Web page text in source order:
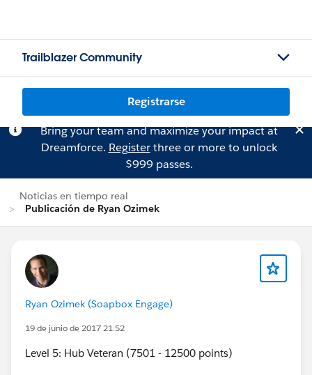
Trailblazer Community
Registrarse
Bring your team and maximize your impact at
Dreamforce. Registerthree or more to unlock
$999 passes.
Noticias en tiempo real
Publicación de Ryan Ozimek
Ryan Ozimek (Soapbox Engage)
19 de junio de 2017 21:52
Level 5: Hub Veteran (7501 - 12500 points)